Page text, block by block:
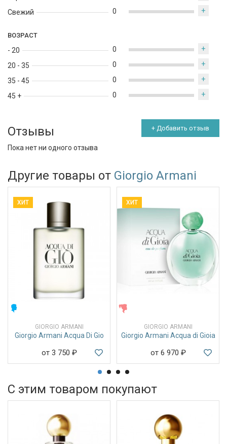
Свежий
0 +
ВОЗРАСТ
- 20
20 - 35
35 - 45
45 +
0 +
0 +
0 +
0 +
Отзывы + Добавить отзыв
Пока нет ни одного отзыва
Другие товары от Giorgio Armani
ХИТ
GIORGIO ARMANI
Giorgio Armani Acqua Di Gio
от 3 750 ₽
ХИТ
GIORGIO ARMANI
Giorgio Armani Acqua di Gioia
от 6 970 ₽
С этим товаром покупают